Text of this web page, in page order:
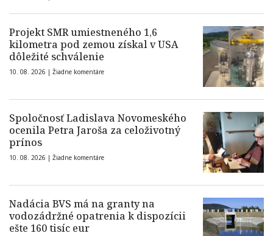
Projekt SMR umiestneného 1,6
kilometra pod zemou získal v USA
dôležité schválenie
10. 08. 2026 | Žiadne komentáre
Spoločnosť Ladislava Novomeského
ocenila Petra Jaroša za celoživotný
prínos
10. 08. 2026 | Žiadne komentáre
Nadácia BVS má na granty na
vodozádržné opatrenia k dispozícii
ešte 160 tisíc eur